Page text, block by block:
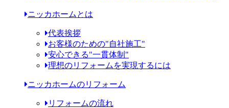
ニッカホームとは
代表挨拶
お客様のための"自社施工"
安心できる"一貫体制"
理想のリフォームを実現するには
ニッカホームのリフォーム
リフォームの流れ